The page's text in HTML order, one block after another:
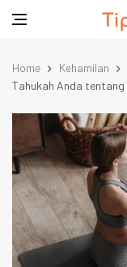
Home
Kehamilan
Tahukah Anda